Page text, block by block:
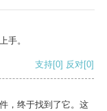
手。
支持[0] 反对[0]
，终于找到了它。这